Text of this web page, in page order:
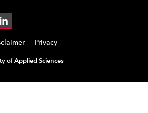
LinkedIn
Privacy
of Applied Sciences